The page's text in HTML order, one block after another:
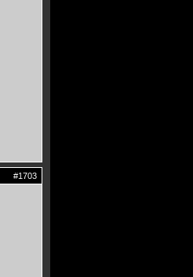
#1703